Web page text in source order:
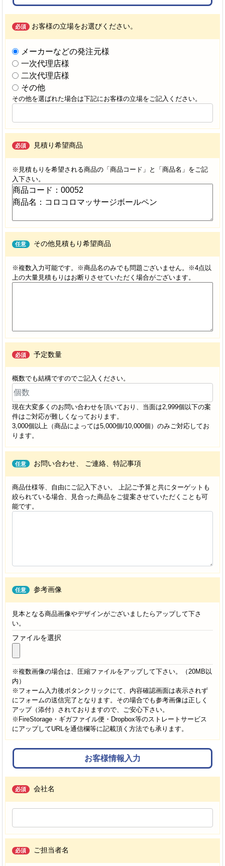
必須 お客様の立場をお選びください。
メーカーなどの発注元様
一次代理店様
二次代理店様
その他
その他を選ばれた場合は下記にお客様の立場をご記入ください。
必須 見積り希望商品
※見積もりを希望される商品の「商品コード」と「商品名」をご記
入下さい。
任意 その他見積もり希望商品
※複数入力可能です。※商品名のみでも問題ございません。※4点以
上の大量見積もりはお断りさせていただく場合がございます。
必須 予定数量
概数でも結構ですのでご記入ください。
現在大変多くのお問い合わせを頂いており、当面は2,999個以下の案
件はご対応が難しくなっております。
3,000個以上（商品によっては5,000個/10,000個）のみご対応してお
ります。
任意 お問い合わせ、 ご連絡、特記事項
商品仕様等、自由にご記入下さい。 上記ご予算と共にターゲットも
絞られている場合、見合った商品をご提案させていただくことも可
能です。
任意 参考画像
見本となる商品画像やデザインがございましたらアップして下さ
い。
ファイルを選択
※複数画像の場合は、圧縮ファイルをアップして下さい。（20MB以
内）
※フォーム入力後ボタンクリックにて、内容確認画面は表示されず
にフォームの送信完了となります。その場合でも参考画像は正しく
アップ（添付）されておりますので、ご安心下さい。
※FireStorage・ギガファイル便・Dropbox等のストレートサービス
にアップしてURLを通信欄等に記載頂く方法でも承ります。
お客様情報入力
必須 会社名
必須 ご担当者名